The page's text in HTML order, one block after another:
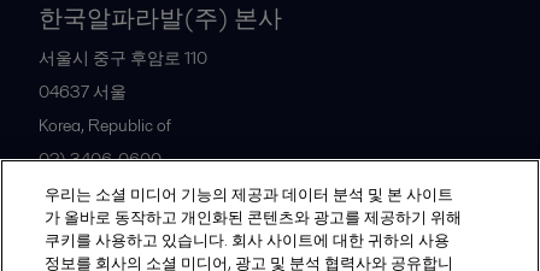
한국알파라발(주) 본사
서울시 중구 후암로 110
04637 서울
Korea, Republic of
02) 3406-0600
All offices and partners
우리는 소셜 미디어 기능의 제공과 데이터 분석 및 본 사이트
가 올바로 동작하고 개인화된 콘텐츠와 광고를 제공하기 위해
쿠키를 사용하고 있습니다. 회사 사이트에 대한 귀하의 사용
정보를 회사의 소셜 미디어, 광고 및 분석 협력사와 공유합니